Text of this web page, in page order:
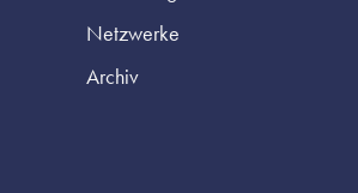
Netzwerke
Archiv